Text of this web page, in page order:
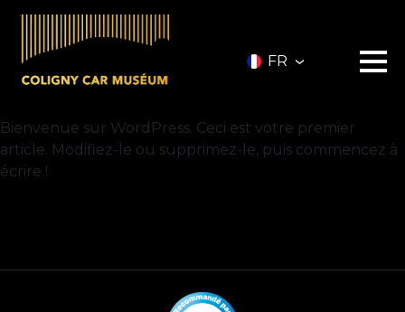
FR
Le musée
A propos
Infos pratiques
Bienvenue sur WordPress. Ceci est votre premier
article. Modifiez-le ou supprimez-le, puis commencez à
écrire !